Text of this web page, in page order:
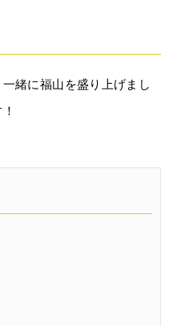
緒に福山を盛り上げまし